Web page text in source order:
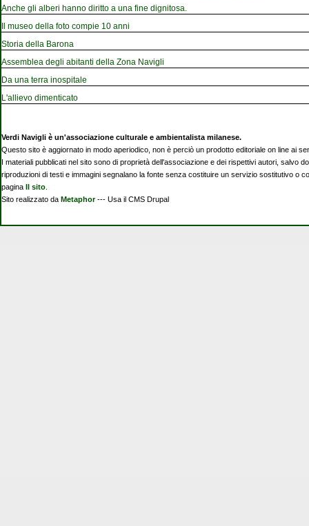
Anche gli alberi hanno diritto a una fine dignitosa.
Il museo della foto compie 10 anni
Storia della Barona
Assemblea degli abitanti della Zona Navigli
Da una terra inospitale
L'allievo dimenticato
Verdi Navigli è un'associazione culturale e ambientalista milanese.
Questo sito è aggiornato in modo aperiodico, non è perciò un prodotto editoriale on line ai
I materiali pubblicati nel sito sono di proprietà dell'associazione e dei rispettivi autori, salvo
riproduzioni di testi e immagini segnalano la fonte senza costituire un servizio sostitutivo o
pagina Il sito
Sito realizzato da Metaphor--- Usa il CMS Drupal